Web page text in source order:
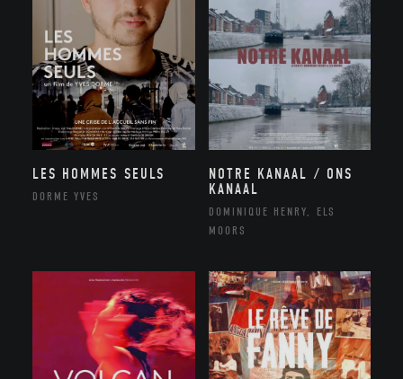
LES HOMMES SEULS
DORME YVES
NOTRE KANAAL / ONS
KANAAL
DOMINIQUE HENRY, ELS
MOORS